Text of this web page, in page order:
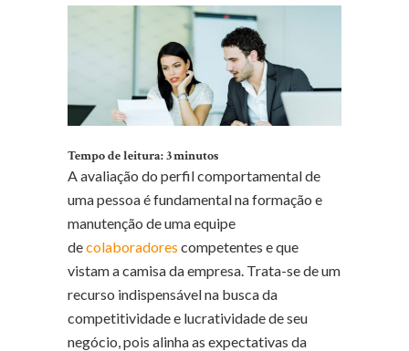
Tempo de leitura:3minutos
A avaliação do perfil comportamental de
uma pessoa é fundamental na formação e
manutenção de uma equipe
decolaboradores competentes e que
vistam a camisa da empresa. Trata-se de um
recurso indispensável na busca da
competitividade e lucratividade de seu
negócio, pois alinha as expectativas da